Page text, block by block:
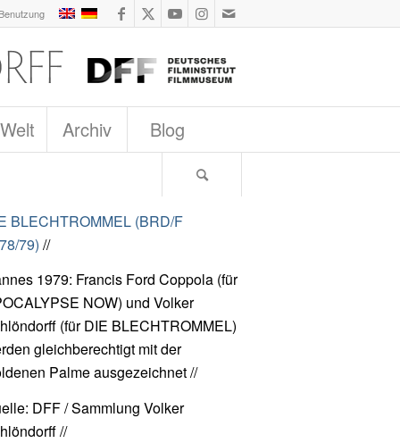
Archiv Blog
BLECHTROMMEL (BRD/F
79) //
1979: Francis Ford Coppola (für
NOW) und Volker
(für DIE BLECHTROMMEL)
gleichberechtigt mit der
Palme ausgezeichnet //
DFF / Sammlung Volker
//